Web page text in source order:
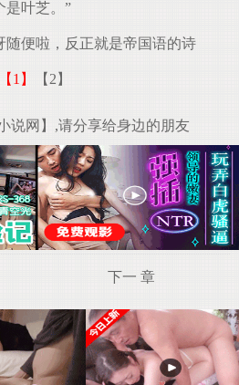
叶芝。”
便啦，反正就是帝国语的诗
【1】 【2】
说网】,请分享给身边的朋友
下一 章